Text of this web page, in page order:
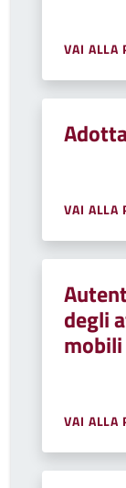
VAI ALLA
VAI ALLA
degli
VAI ALLA